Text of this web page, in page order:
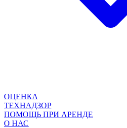
ОЦЕНКА
ТЕХНАДЗОР
ПОМОЩЬ ПРИ АРЕНДЕ
О НАС